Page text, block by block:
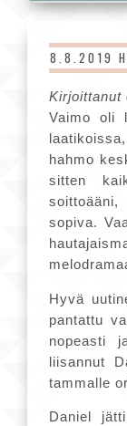
8.8.2019
Kirjoittanut
Vaimo oli
hahmo
sitten
sopiva.
Hyvä
pantattu
nopeasti
liisannut
tammalle
Daniel